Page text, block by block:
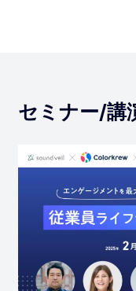
セミナー/講